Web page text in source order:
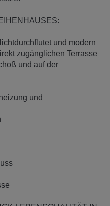
und modern
zugänglichen Terrasse
und auf der
und